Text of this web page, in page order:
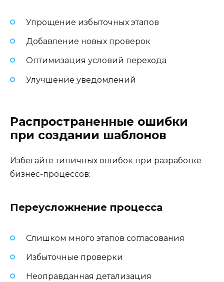
Упрощение избыточных этапов
Добавление новых проверок
Оптимизация условий перехода
Улучшение уведомлений
Распространенные ошибки
при создании шаблонов
Избегайте типичных ошибок при разработке
бизнес-процессов:
Переусложнение процесса
Слишком много этапов согласования
Избыточные проверки
Неоправданная детализация